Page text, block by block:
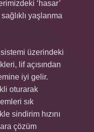
‘hasar’
yaşlanma
üzerindeki
lif açısından
iyi gelir.
oturarak
sık
sindirim hızını
çözüm